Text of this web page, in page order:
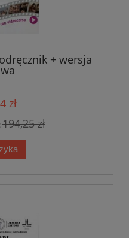
+ wersja
zł
194,25 zł